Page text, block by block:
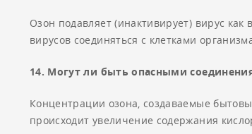
Озон подавляет (инактивирует) вирус
вирусов соединяться с клетками
14. Могут ли быть опасными
Концентрации озона, создаваемые
происходит увеличение содержания